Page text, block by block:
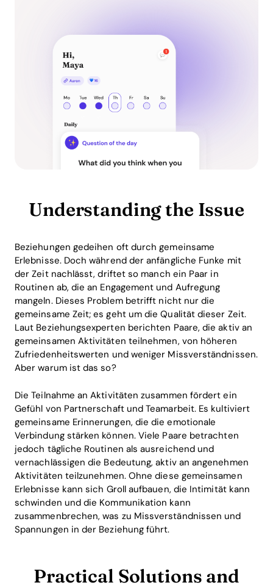
Understanding the Issue
Beziehungen gedeihen oft durch gemeinsame
Erlebnisse. Doch während der anfängliche Funke mit
der Zeit nachlässt, driftet so manch ein Paar in
Routinen ab, die an Engagement und Aufregung
mangeln. Dieses Problem betrifft nicht nur die
gemeinsame Zeit; es geht um die Qualität dieser Zeit.
Laut Beziehungsexperten berichten Paare, die aktiv an
gemeinsamen Aktivitäten teilnehmen, von höheren
Zufriedenheitswerten und weniger Missverständnissen.
Aber warum ist das so?
Die Teilnahme an Aktivitäten zusammen fördert ein
Gefühl von Partnerschaft und Teamarbeit. Es kultiviert
gemeinsame Erinnerungen, die die emotionale
Verbindung stärken können. Viele Paare betrachten
jedoch tägliche Routinen als ausreichend und
vernachlässigen die Bedeutung, aktiv an angenehmen
Aktivitäten teilzunehmen. Ohne diese gemeinsamen
Erlebnisse kann sich Groll aufbauen, die Intimität kann
schwinden und die Kommunikation kann
zusammenbrechen, was zu Missverständnissen und
Spannungen in der Beziehung führt.
Practical Solutions and